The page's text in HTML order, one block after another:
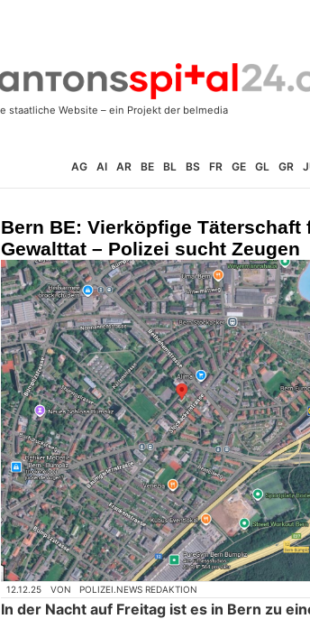
AG AI AR BE BL BS FR GE GL GR
Bern BE: Vierköpfige Täterschaft
Gewalttat – Polizei sucht Zeugen
12.12.25 VON POLIZEI.NEWS REDAKTION
In der Nacht auf Freitag ist es in Bern zu